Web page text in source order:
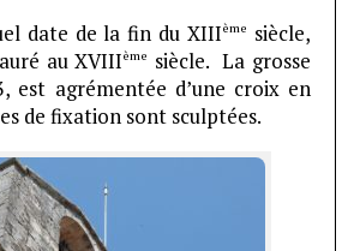
date de la fin du XIIIème siècle,
au XVIIIème siècle. La grosse
est agrémentée d’une croix en
de fixation sont sculptées.